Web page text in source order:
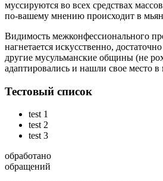
муссируются во всех средствах
по-вашему мнению происходит в
Видимость межконфессионального
нагнетается искусственно,
другие мусульманские общины (не
адаптировались и нашли свое место
Тестовый список
test 1
test 2
test 3
обработано
обращений